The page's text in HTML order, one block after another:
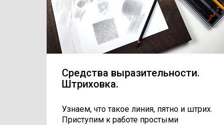
Средства выразительности.
Штриховка.
Узнаем, что такое линия, пятно и штрих.
Приступим к работе простыми